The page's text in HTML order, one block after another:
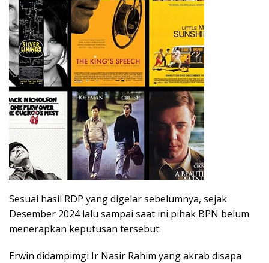
Sesuai hasil RDP yang digelar sebelumnya, sejak
Desember 2024 lalu sampai saat ini pihak BPN belum
menerapkan keputusan tersebut.
Erwin didampimgi Ir Nasir Rahim yang akrab disapa